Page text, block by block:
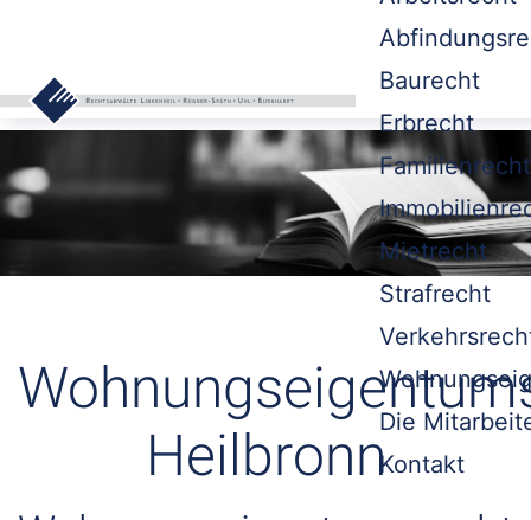
Baurecht
Erbrecht
Familienrecht
Mietrecht
Strafrecht
Die
Kontakt
Heilbronn